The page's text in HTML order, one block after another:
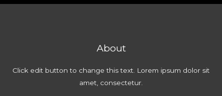
About
Click edit button to change this text. Lorem ipsum dolor sit
amet, consectetur.